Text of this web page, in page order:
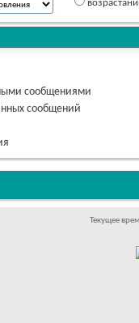
сообщениями
сообщений
Текущее